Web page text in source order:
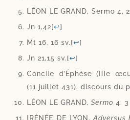
LÉON LE GRAND, Sermo 4,
Jn 1,42[↩]
Mt 16, 16 sv.[↩]
Jn 21,15 sv.[↩]
Concile d’Éphèse (IIIe
(11 juillet 431), dis­cours du
LÉON LE GRAND, Sermo 4,
IRÉNÉE DE LYON, Adversus